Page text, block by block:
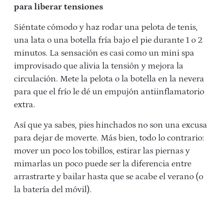
para liberar tensiones
Siéntate cómodo y haz rodar una pelota de tenis,
una lata o una botella fría bajo el pie durante 1 o 2
minutos. La sensación es casi como un mini spa
improvisado que alivia la tensión y mejora la
circulación. Mete la pelota o la botella en la nevera
para que el frío le dé un empujón antiinflamatorio
extra.
Así que ya sabes, pies hinchados no son una excusa
para dejar de moverte. Más bien, todo lo contrario:
mover un poco los tobillos, estirar las piernas y
mimarlas un poco puede ser la diferencia entre
arrastrarte y bailar hasta que se acabe el verano (o
la batería del móvil).